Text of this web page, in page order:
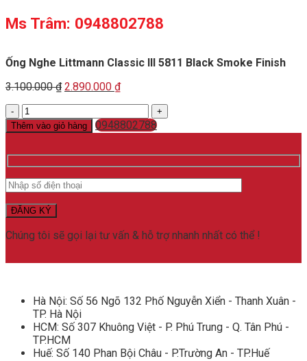
Ms Trâm: 0948802788
Ống Nghe Littmann Classic III 5811 Black Smoke Finish
3.100.000₫ Original
3.100.000 ₫.
2.890.000 ₫Current
2.890.000 ₫.
Ống
Nghe
Littmann
5811
Black
Smoke
Finish
lượng
Thêm vào giỏ hàng 0948802788
Chúng tôi sẽ gọi lại tư vấn & hỗ trợ nhanh nhất có thể !
Hà Nội: Số 56 Ngõ 132 Phố Nguyễn Xiển - Thanh Xuân -
TP. Hà Nội
HCM: Số 307 Khuông Việt - P. Phú Trung - Q. Tân Phú -
TP.HCM
Huế: Số 140 Phan Bội Châu - P.Trường An - TP.Huế